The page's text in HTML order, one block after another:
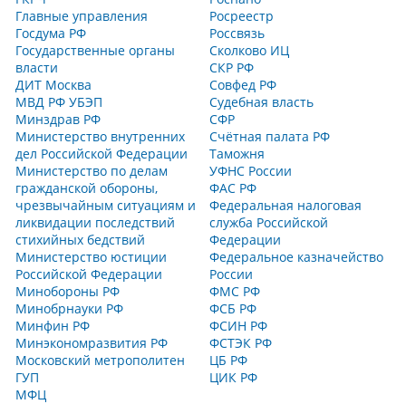
Главные управления
Госдума РФ
Государственные органы
власти
ДИТ Москва
МВД РФ УБЭП
Минздрав РФ
Министерство внутренних
дел Российской Федерации
Министерство по делам
гражданской обороны,
чрезвычайным ситуациям и
ликвидации последствий
стихийных бедствий
Министерство юстиции
Российской Федерации
Минобороны РФ
Минобрнауки РФ
Минфин РФ
Минэкономразвития РФ
Московский метрополитен
ГУП
МФЦ
Росреестр
Россвязь
Сколково ИЦ
СКР РФ
Совфед РФ
Судебная власть
СФР
Счётная палата РФ
Таможня
УФНС России
ФАС РФ
Федеральная налоговая
служба Российской
Федерации
Федеральное казначейство
России
ФМС РФ
ФСБ РФ
ФСИН РФ
ФСТЭК РФ
ЦБ РФ
ЦИК РФ